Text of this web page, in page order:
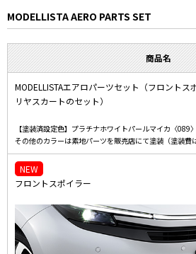
MODELLISTA AERO PARTS SET
商品名
MODELLISTAエアロパーツセット（フロントス
リヤスカートのセット）
【塗装済設定色】プラチナホワイトパールマイカ〈089
その他のカラーは素地パーツを販売店にて塗装（塗装費
NEW
フロントスポイラー